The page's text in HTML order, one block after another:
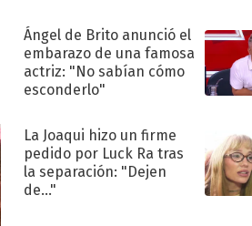
Ángel de Brito anunció el
embarazo de una famosa
actriz: "No sabían cómo
esconderlo"
La Joaqui hizo un firme
pedido por Luck Ra tras
la separación: "Dejen
de..."